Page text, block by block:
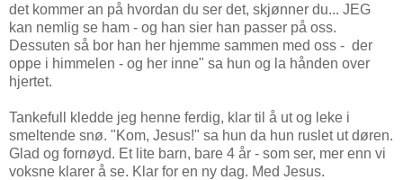
det kommer an på hvordan du ser det, skjønner du... JEG
kan nemlig se ham - og han sier han passer på oss.
Dessuten så bor han her hjemme sammen med oss - der
oppe i himmelen - og her inne" sa hun og la hånden over
hjertet.
Tankefull kledde jeg henne ferdig, klar til å ut og leke i
smeltende snø. "Kom, Jesus!" sa hun da hun ruslet ut døren.
Glad og fornøyd. Et lite barn, bare 4 år - som ser, mer enn vi
voksne klarer å se. Klar for en ny dag. Med Jesus.